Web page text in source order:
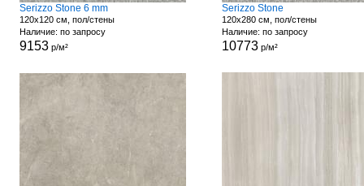
Serizzo Stone 6 mm
120x120 см, пол/стены
Наличие: по запросу
9153р/м²
Serizzo Stone
120x280 см, пол/стены
Наличие: по запросу
10773р/м²